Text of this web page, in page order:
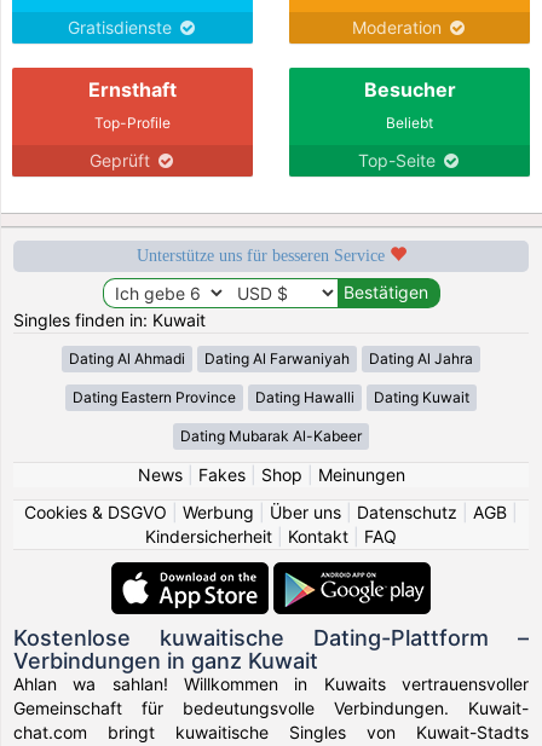
Gratisdienste Moderation
Ernsthaft
Top-Profile
Geprüft
Besucher
Beliebt
Top-Seite
Unterstütze uns für besseren Service
Singles finden in: Kuwait
Dating Al Ahmadi Dating Al Farwaniyah Dating Al Jahra
Dating Eastern Province Dating Hawalli Dating Kuwait
Dating Mubarak Al-Kabeer
News| Fakes| Shop
Meinungen
Cookies & DSGVO
Werbung Über uns Datenschutz AGB
Kindersicherheit
Kontakt FAQ
Kostenlose kuwaitische Dating-Plattform –
Verbindungen in ganz Kuwait
Ahlan wa sahlan! Willkommen in Kuwaits vertrauensvoller
Gemeinschaft für bedeutungsvolle Verbindungen. Kuwait-
chat.com bringt kuwaitische Singles von Kuwait-Stadts